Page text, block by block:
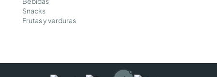
Snacks
Frutas y verduras